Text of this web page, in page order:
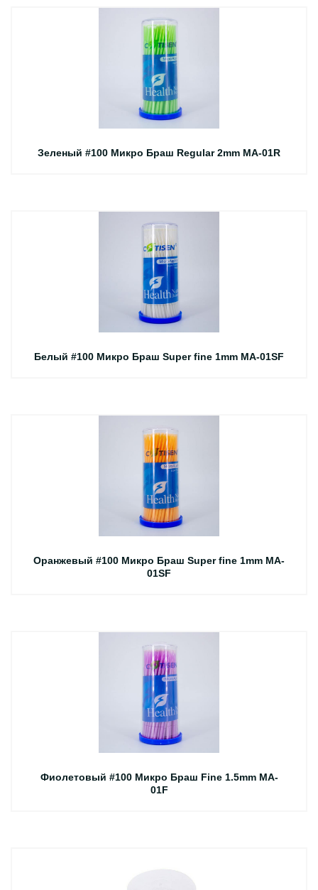
Зеленый #100 Микро Браш Regular 2mm MA-01R
Белый #100 Микро Браш Super fine 1mm MA-01SF
Оранжевый #100 Микро Браш Super fine 1mm MA-
01SF
Фиолетовый #100 Микро Браш Fine 1.5mm MA-
01F